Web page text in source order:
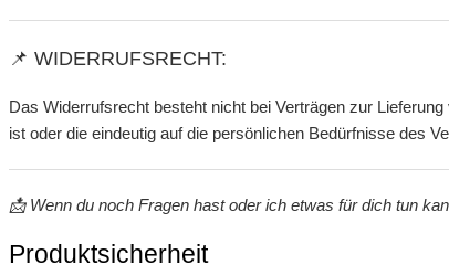
📌 WIDERRUFSRECHT:
Das Widerrufsrecht besteht nicht bei Verträgen zur
ist oder die eindeutig auf die persönlichen Bedürfnisse des
📩 Wenn du noch Fragen hast oder ich etwas für dich tun
Produktsicherheit